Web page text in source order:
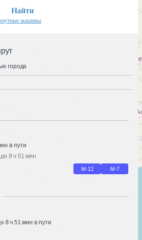
Найти
машины
города
в пути
дн 8 ч 51 мин
М-12 М-7
8 ч 51 мин в пути